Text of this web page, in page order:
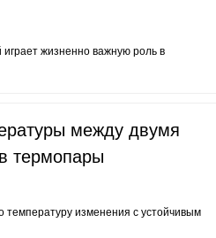
жизненно важную роль в
между двумя
термопары
изменения с устойчивым